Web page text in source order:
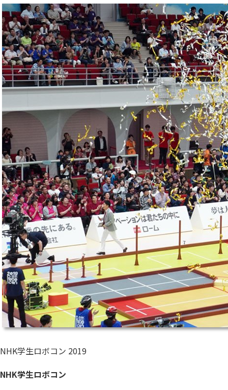
NHK学生ロボコン 2019
NHK学生ロボコン